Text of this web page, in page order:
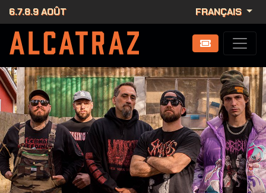
6.7.8.9 AOÛT FRANÇAIS